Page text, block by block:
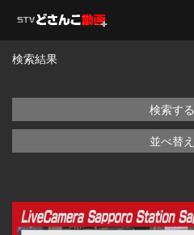
検索結果
検索する
並べ替え